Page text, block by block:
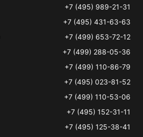
+7 (495) 989-21-31
+7 (495) 431-63-63
+7 (499) 653-72-12
+7 (499) 288-05-36
+7 (499) 110-86-79
+7 (495) 023-81-52
+7 (499) 110-53-06
+7 (495) 152-31-11
+7 (495) 125-38-41